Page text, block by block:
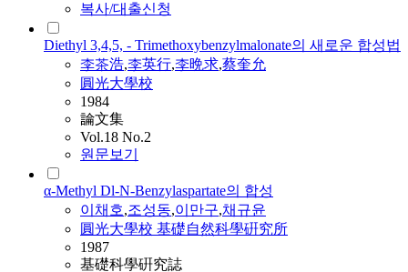
복사/대출신청
Diethyl 3,4,5, - Trimethoxybenzylmalonate의 새로운 합성법
李茶浩,李英行,李晩求,蔡奎允
圓光大學校
1984
論文集
Vol.18 No.2
원문보기
α-Methyl Dl-N-Benzylaspartate의 합성
이채호,조성동,이만구,채규윤
圓光大學校 基礎自然科學硏究所
1987
基礎科學硏究誌